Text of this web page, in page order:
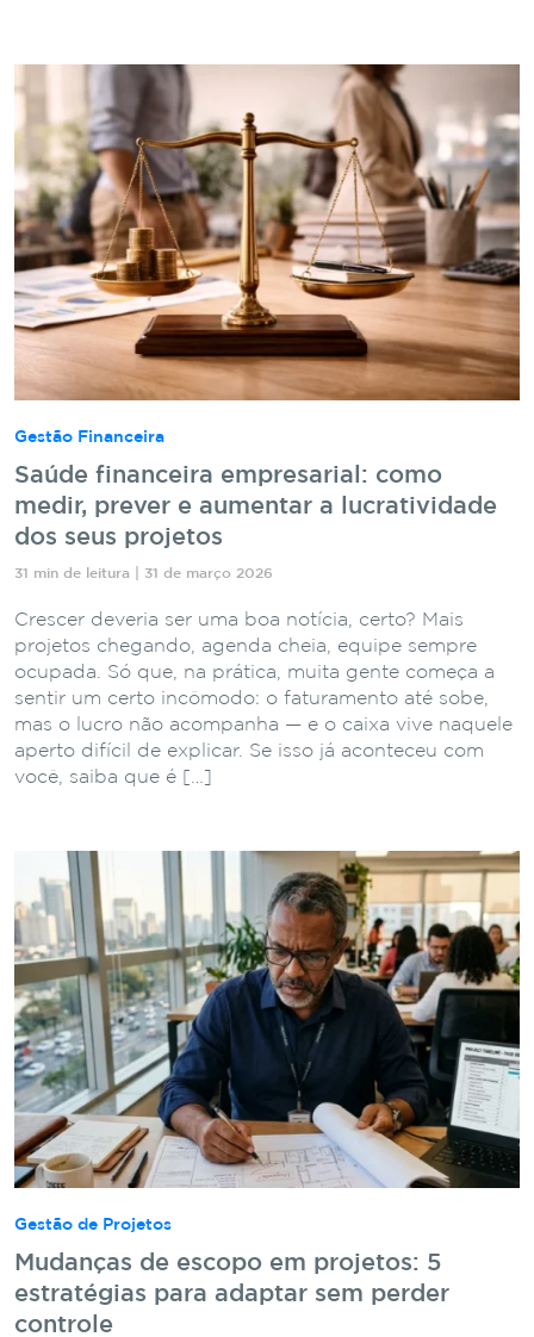
Gestão Financeira
Saúde financeira empresarial: como
medir, prever e aumentar a lucratividade
dos seus projetos
31 min de leitura | 31 de março 2026
Crescer deveria ser uma boa notícia, certo? Mais
projetos chegando, agenda cheia, equipe sempre
ocupada. Só que, na prática, muita gente começa a
sentir um certo incômodo: o faturamento até sobe,
mas o lucro não acompanha — e o caixa vive naquele
aperto difícil de explicar. Se isso já aconteceu com
você, saiba que é […]
Gestão de Projetos
Mudanças de escopo em projetos: 5
estratégias para adaptar sem perder
controle